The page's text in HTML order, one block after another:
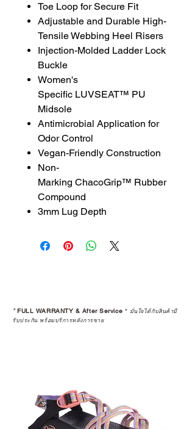
Toe Loop for Secure Fit
Adjustable and Durable High-
Tensile Webbing Heel Risers
Injection-Molded Ladder Lock
Buckle
Women's
Specific LUVSEAT™ PU
Midsole
Antimicrobial Application for
Odor Control
Vegan-Friendly Construction
Non-
Marking ChacoGrip™ Rubber
Compound
3mm Lug Depth
*FULL WARRANTY & After Service * มั่นใจได้กับสินค้ามี
รับประกัน พร้อมบริการหลังการขาย